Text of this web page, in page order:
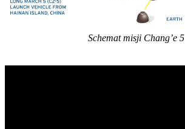
Schemat misji Chang’e 5